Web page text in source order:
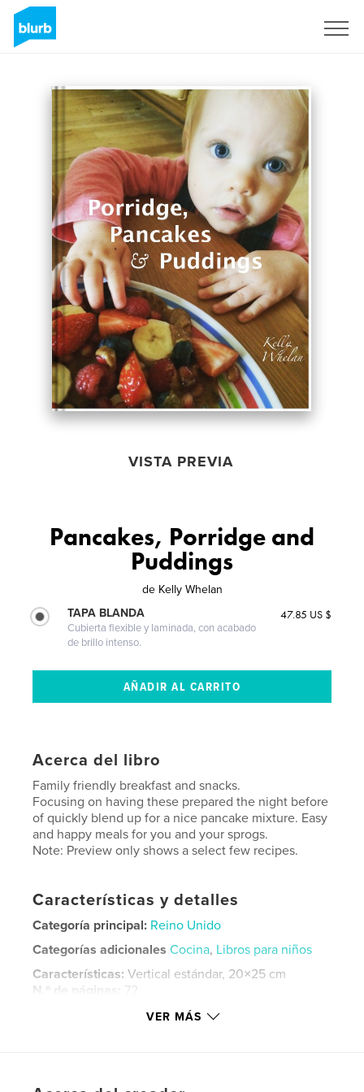
VISTA PREVIA
Pancakes, Porridge and
Puddings
de Kelly Whelan
TAPA BLANDA
Cubierta flexible y laminada, con acabado
de brillo intenso.
47.85 US $
Acerca del libro
Family friendly breakfast and snacks.
Focusing on having these prepared the night before
of quickly blend up for a nice pancake mixture. Easy
and happy meals for you and your sprogs.
Note: Preview only shows a select few recipes.
Características y detalles
Categoría principal: Reino Unido
Categorías adicionales Cocina, Libros para niños
Características:Vertical estándar, 20×25 cm
N.º de páginas: 72
VER MÁS